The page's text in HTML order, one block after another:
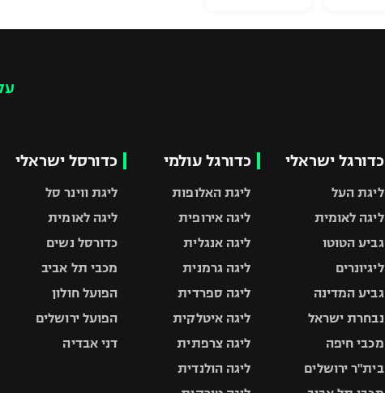
כדורגל ישראלי
ליגת העל
ליגה לאומית
גביע הטוטו
ליגיונרים
גביע המדינה
נבחרת ישראל
מכבי חיפה
בית"ר ירושלים
כדורגל עולמי
ליגת האלופות
ליגה אירופית
ליגה אנגלית
ליגה גרמנית
ליגה ספרדית
ליגה איטלקית
ליגה צרפתית
ליגה הולנדית
כדורסל ישראלי
ליגת ווינר סל
ליגה לאומית
כדורסל נשים
מכבי תל אביב
הפועל חולון
הפועל ירושלים
דני אבדיה